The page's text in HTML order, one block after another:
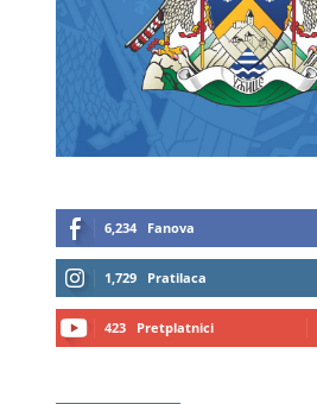
6,234 Fanova
1,729 Pratilaca
423 Pretplatnici